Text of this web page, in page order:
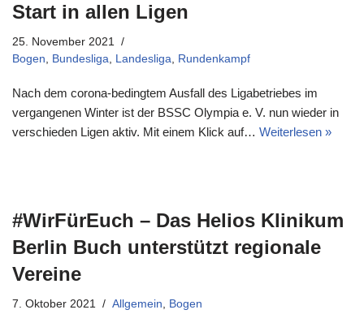
Start in allen Ligen
25. November 2021
Bogen, Bundesliga, Landesliga, Rundenkampf
Nach dem corona-bedingtem Ausfall des Ligabetriebes im
vergangenen Winter ist der BSSC Olympia e. V. nun wieder in
verschieden Ligen aktiv. Mit einem Klick auf… Weiterlesen »
#WirFürEuch – Das Helios Klinikum
Berlin Buch unterstützt regionale
Vereine
7. Oktober 2021 Allgemein, Bogen